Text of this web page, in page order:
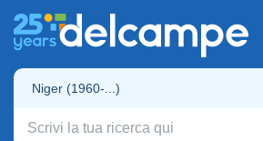
Niger (1960-...)